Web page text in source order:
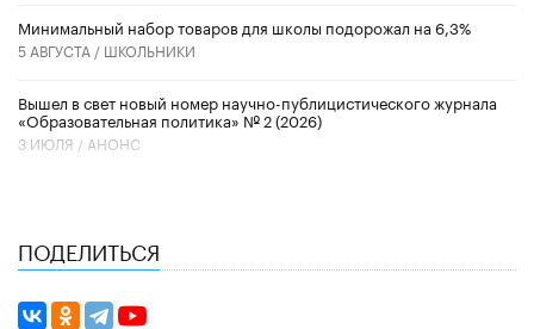
Минимальный набор товаров для школы подорожал на 6,3%
5 АВГУСТА / ШКОЛЬНИКИ
Вышел в свет новый номер научно-публицистического журнала
«Образовательная политика» № 2 (2026)
3 ИЮЛЯ / АНОНС
ПОДЕЛИТЬСЯ